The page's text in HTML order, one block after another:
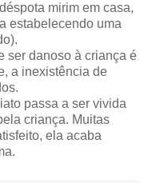
mirim em casa,
estabelecendo uma
ser danoso à criança é
a inexistência de
passa a ser vivida
criança. Muitas
ela acaba